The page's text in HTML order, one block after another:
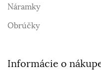
Náramky
Obrúčky
Informácie o